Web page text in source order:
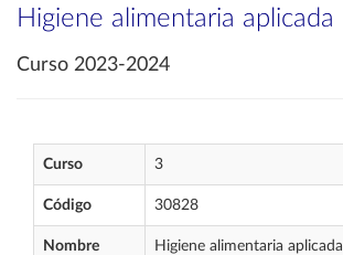
Higiene alimentaria aplicada
Curso 2023-2024
Curso 3
Código 30828
Nombre Higiene alimentaria aplicada